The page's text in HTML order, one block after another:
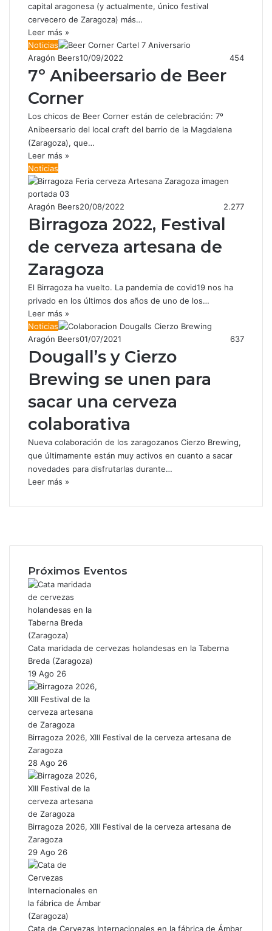
capital aragonesa (y actualmente, único festival
cervecero de Zaragoza) más…
Leer más »
Noticias
Aragón Beers10/09/2022 454
7º Anibeersario de Beer
Corner
Los chicos de Beer Corner están de celebración: 7º
Anibeersario del local craft del barrio de la Magdalena
(Zaragoza), que…
Leer más »
Noticias
Aragón Beers20/08/2022 2.277
Birragoza 2022, Festival
de cerveza artesana de
Zaragoza
El Birragoza ha vuelto. La pandemia de covid19 nos ha
privado en los últimos dos años de uno de los…
Leer más »
Noticias
Aragón Beers01/07/2021 637
Dougall’s y Cierzo
Brewing se unen para
sacar una cerveza
colaborativa
Nueva colaboración de los zaragozanos Cierzo Brewing,
que últimamente están muy activos en cuanto a sacar
novedades para disfrutarlas durante…
Leer más »
Próximos Eventos
Cata maridada de cervezas holandesas en la Taberna
Breda (Zaragoza)
19 Ago 26
Birragoza 2026, XIII Festival de la cerveza artesana de
Zaragoza
28 Ago 26
Birragoza 2026, XIII Festival de la cerveza artesana de
Zaragoza
29 Ago 26
Cata de Cervezas Internacionales en la fábrica de Ámbar